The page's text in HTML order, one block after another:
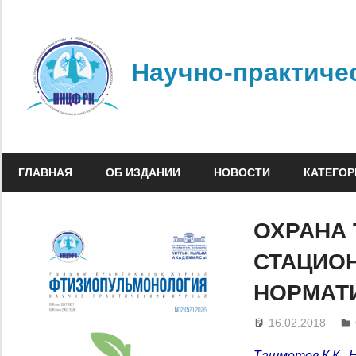
содержимому
Научно-
ГЛАВНАЯ ОБ ИЗДАНИИ НОВОСТИ
ОХРАНА
16.02.2018